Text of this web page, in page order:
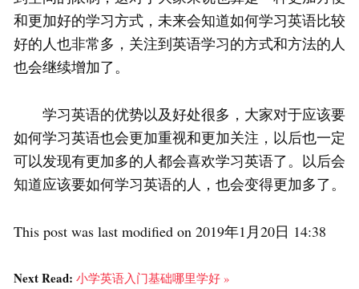
和更加好的学习方式，未来会知道如何学习英语比较
好的人也非常多，关注到英语学习的方式和方法的人
也会继续增加了。
学习英语的优势以及好处很多，大家对于应该要
如何学习英语也会更加重视和更加关注，以后也一定
可以发现有更加多的人都会喜欢学习英语了。以后会
知道应该要如何学习英语的人，也会变得更加多了。
This post was last modified on 2019年1月20日 14:38
Next Read: 小学英语入门基础哪里学好 »